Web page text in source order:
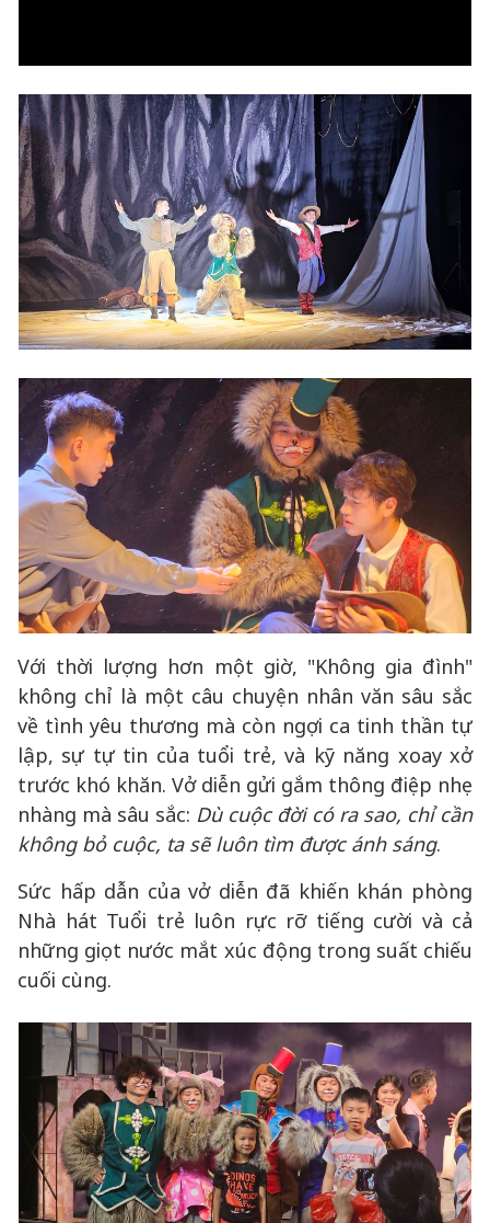
Với thời lượng hơn một giờ, "Không gia đình"
không chỉ là một câu chuyện nhân văn sâu sắc
về tình yêu thương mà còn ngợi ca tinh thần tự
lập, sự tự tin của tuổi trẻ, và kỹ năng xoay xở
trước khó khăn. Vở diễn gửi gắm thông điệp nhẹ
nhàng mà sâu sắc: Dù cuộc đời có ra sao, chỉ cần
không bỏ cuộc, ta sẽ luôn tìm được ánh sáng.
Sức hấp dẫn của vở diễn đã khiến khán phòng
Nhà hát Tuổi trẻ luôn rực rỡ tiếng cười và cả
những giọt nước mắt xúc động trong suất chiếu
cuối cùng.